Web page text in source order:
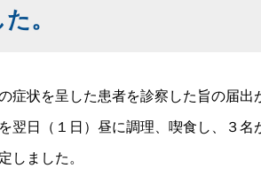
。
状を呈した患者を診察した旨の届出
日（１日）昼に調理、喫食し、３
ました。